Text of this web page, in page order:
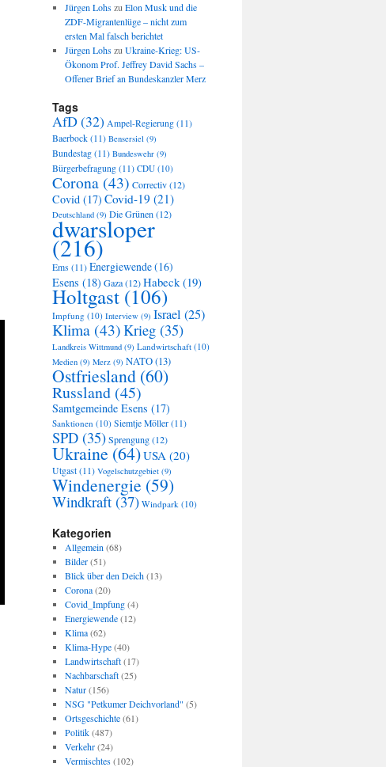
Jürgen Lohszu Elon Musk und die
ZDF-Migrantenlüge – nicht zum
ersten Mal falsch berichtet
Jürgen Lohszu Ukraine-Krieg: US-
Ökonom Prof. Jeffrey David Sachs –
Offener Brief an Bundeskanzler Merz
Tags
AfD(32) Ampel-Regierung (11)
Baerbock (11) Bensersiel (9)
Bundestag (11) Bundeswehr (9)
Bürgerbefragung (11) CDU (10)
Corona (43) Correctiv(12)
Covid (17) Covid-19 (21)
Deutschland (9) Die Grünen(12)
dwarsloper
(216)
Ems (11) Energiewende(16)
Esens (18)Gaza(12)Habeck(19)
Holtgast (106)
Impfung (10) Interview (9) Israel (25)
Klima (43)Krieg (35)
Landkreis Wittmund (9) Landwirtschaft (10)
Medien (9) Merz (9) NATO(13)
Ostfriesland (60)
Russland (45)
Samtgemeinde Esens (17)
Sanktionen (10) Siemtje Möller (11)
SPD (35)Sprengung(12)
Ukraine (64)USA (20)
Utgast (11) Vogelschutzgebiet (9)
Windenergie (59)
Windkraft (37) Windpark (10)
Kategorien
Allgemein (68)
Bilder(51)
Blick über den Deich(13)
Corona(20)
Covid_Impfung(4)
Energiewende(12)
Klima(62)
Klima-Hype(40)
Landwirtschaft(17)
Nachbarschaft(25)
Natur(156)
NSG "Petkumer Deichvorland" (5)
Ortsgeschichte(61)
Politik(487)
Verkehr(24)
Vermischtes(102)